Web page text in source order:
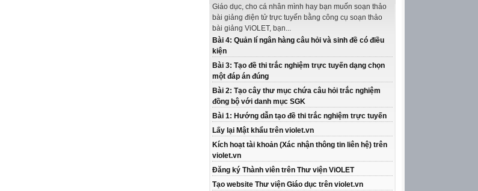
Giáo dục, cho cá nhân mình hay bạn muốn soạn thảo
bài giảng điện tử trực tuyến bằng công cụ soạn thảo
bài giảng ViOLET, bạn...
Bài 4: Quản lí ngân hàng câu hỏi và sinh đề có điều
kiện
Bài 3: Tạo đề thi trắc nghiệm trực tuyến dạng chọn
một đáp án đúng
Bài 2: Tạo cây thư mục chứa câu hỏi trắc nghiệm
đồng bộ với danh mục SGK
Bài 1: Hướng dẫn tạo đề thi trắc nghiệm trực tuyến
Lấy lại Mật khẩu trên violet.vn
Kích hoạt tài khoản (Xác nhận thông tin liên hệ) trên
violet.vn
Đăng ký Thành viên trên Thư viện ViOLET
Tạo website Thư viện Giáo dục trên violet.vn